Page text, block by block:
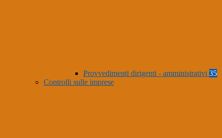
Provvedimenti dirigenti - amministrativi 35
Controlli sulle imprese